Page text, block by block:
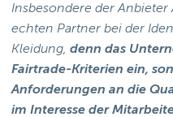
Insbesondere der Anbieter
echten Partner bei der
Kleidung, denn das
Fairtrade-Kriterien ein,
Anforderungen an die
im Interesse der